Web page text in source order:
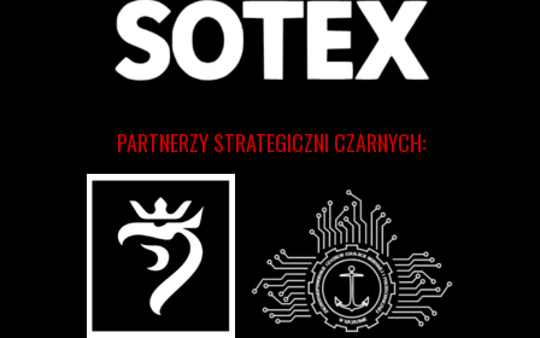
PARTNERZY STRATEGICZNI CZARNYCH: